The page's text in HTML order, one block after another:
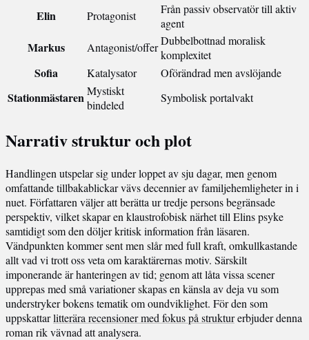
Elin Protagonist
Från passiv observatör till aktiv
agent
Markus Antagonist/offerDubbelbottnad moralisk
komplexitet
Sofia Katalysator Oförändrad men avslöjande
StationmästarenMystiskt
bindeled
Symbolisk portalvakt
Narrativ struktur och plot
Handlingen utspelar sig under loppet av sju dagar, men genom
omfattande tillbakablickar vävs decennier av familjehemligheter in i
nuet. Författaren väljer att berätta ur tredje persons begränsade
perspektiv, vilket skapar en klaustrofobisk närhet till Elins psyke
samtidigt som den döljer kritisk information från läsaren.
Vändpunkten kommer sent men slår med full kraft, omkullkastande
allt vad vi trott oss veta om karaktärernas motiv. Särskilt
imponerande är hanteringen av tid; genom att låta vissa scener
upprepas med små variationer skapas en känsla av deja vu som
understryker bokens tematik om oundviklighet. För den som
uppskattarlitterära recensioner med fokus på strukturerbjuder denna
roman rik vävnad att analysera.